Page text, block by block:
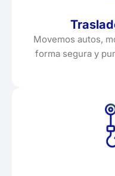
Movemos autos,
forma segura y